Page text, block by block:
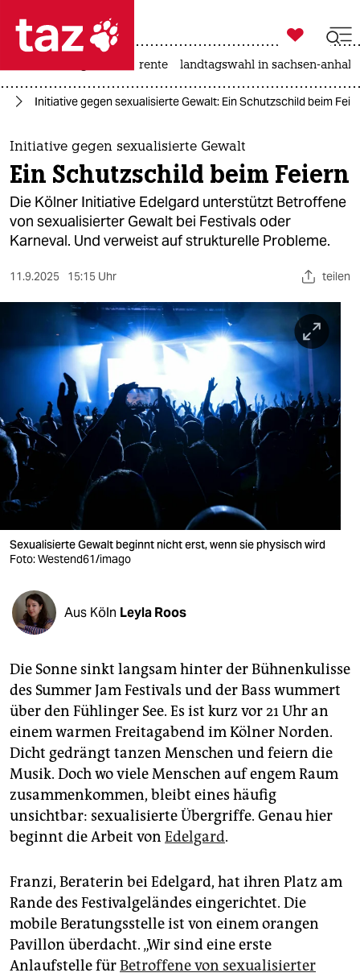
 taz zahl ich
taz zahl ich
themen
politik
öko
berlin
nord
wahrheit
verlag
verlag
veranstaltungen
shop
fragen & hilfe
unterstützen
abo
genossenschaft
epaper login

taz zahl ich
rente landtagswahl in sachsen-anhalt
Initiative gegen sexualisierte Gewalt: Ein Schutzschild beim
Initiative gegen sexualisierte Gewalt
Ein Schutzschild beim Feiern
Die Kölner Initiative Edelgard unterstützt Betroffene
von sexualisierter Gewalt bei Festivals oder
Karneval. Und verweist auf strukturelle Probleme.
11.9.2025 15:15 Uhr teilen
Sexualisierte Gewalt beginnt nicht erst, wenn sie physisch wird
Foto: Westend61/imago
Aus Köln Leyla Roos
Die Sonne sinkt langsam hinter der Bühnenkulisse
des Summer Jam Festivals und der Bass wummert
über den Fühlinger See. Es ist kurz vor 21 Uhr an
einem warmen Freitagabend im Kölner Norden.
Dicht gedrängt tanzen Menschen und feiern die
Musik. Doch wo viele Menschen auf engem Raum
zusammenkommen, bleibt eines häufig
unsichtbar: sexualisierte Übergriffe. Genau hier
beginnt die Arbeit von Edelgard.
Franzi, Beraterin bei Edelgard, hat ihren Platz am
Rande des Festivalgeländes eingerichtet. Die
mobile Beratungsstelle ist von einem orangen
Pavillon überdacht. „Wir sind eine erste
Anlaufstelle fürBetroffene von sexualisierter